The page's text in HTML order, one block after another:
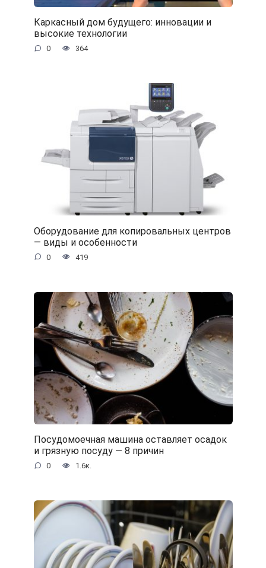
Каркасный дом будущего: инновации и
высокие технологии
0 364
Оборудование для копировальных центров
— виды и особенности
0 419
Посудомоечная машина оставляет осадок
и грязную посуду — 8 причин
0 1.6к.